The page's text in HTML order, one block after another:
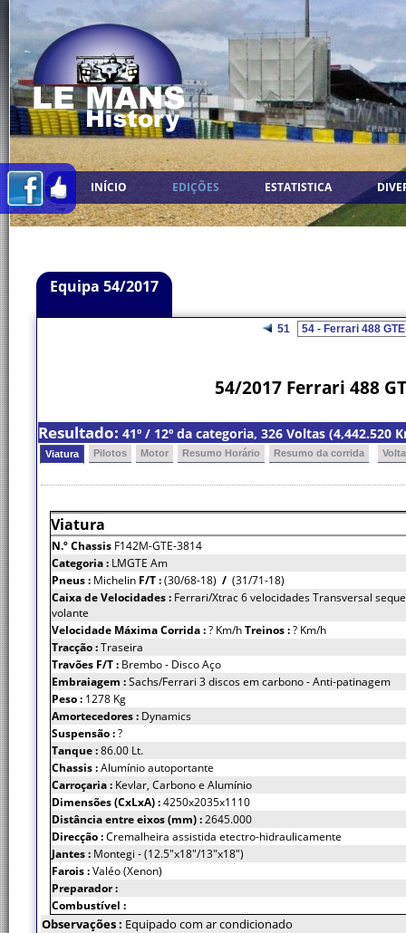
INÍCIO EDIÇÕES ESTATISTICA
Equipa 54/2017
51
54/2017 Ferrari 488
Resultado: 41º / 12º da categoria, 326 Voltas (4,442.520
Viatura Pilotos Motor Resumo Horário Resumo da corrida
Viatura
N.º Chassis F142M-GTE-3814
Categoria : LMGTE Am
Pneus : Michelin F/T :(30/68-18) / (31/71-18)
Caixa de Velocidades : Ferrari/Xtrac 6 velocidades Transversal
volante
Velocidade Máxima Corrida :? Km/hTreinos :? Km/h
Tracção :Traseira
Travões F/T : Brembo - Disco Aço
Embraiagem :Sachs/Ferrari 3 discos em carbono - Anti-patinagem
Peso : 1278 Kg
Amortecedores : Dynamics
Suspensão :?
Tanque :86.00 Lt.
Chassis :Alumínio autoportante
Carroçaria : Kevlar, Carbono e Alumínio
Dimensões (CxLxA) :4250x2035x1110
Distância entre eixos (mm) :2645.000
Direcção :Cremalheira assistida etectro-hidraulicamente
Jantes : Montegi - (12.5"x18"/13"x18")
Farois :Valéo (Xenon)
Preparador :
Combustível :
Observações : Equipado com ar condicionado